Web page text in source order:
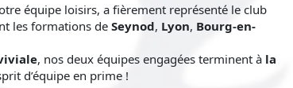
équipe loisirs, a fièrement représenté le club
les formations de Seynod, Lyon, Bourg-en-
, nos deux équipes engagées terminent à la
d’équipe en prime !